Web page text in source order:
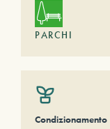
PARCHI
Condizionamento